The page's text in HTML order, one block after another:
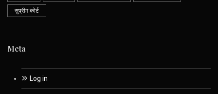
सुप्रीम कोर्ट
Meta
Log in